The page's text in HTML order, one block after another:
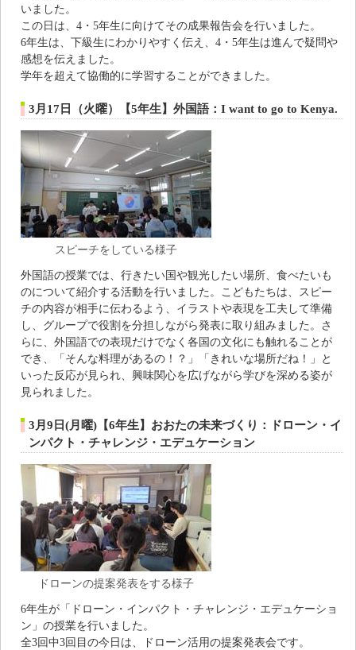
いました。
この日は、4・5年生に向けてその成果報告会を行いました。
6年生は、下級生にわかりやすく伝え、4・5年生は進んで疑問や
感想を伝えました。
学年を超えて協働的に学習することができました。
3月17日（火曜）【5年生】外国語：I want to go to Kenya.
スピーチをしている様子
外国語の授業では、行きたい国や観光したい場所、食べたいも
のについて紹介する活動を行いました。こどもたちは、スピー
チの内容が相手に伝わるよう、イラストや表現を工夫して準備
し、グループで役割を分担しながら発表に取り組みました。さ
らに、外国語での表現だけでなく各国の文化にも触れることが
でき、「そんな料理があるの！？」「きれいな場所だね！」と
いった反応が見られ、興味関心を広げながら学びを深める姿が
見られました。
3月9日(月曜)【6年生】おおたの未来づくり：ドローン・イ
ンパクト・チャレンジ・エデュケーション
ドローンの提案発表をする様子
6年生が「ドローン・インパクト・チャレンジ・エデュケーショ
ン」の授業を行いました。
全3回中3回目の今日は、ドローン活用の提案発表会です。